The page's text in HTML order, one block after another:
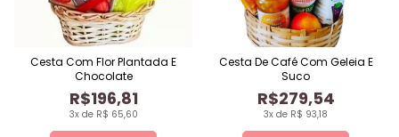
3x de R$ 65,60
R$196,81
Cesta Com Flor Plantada E
Chocolate
3x de R$ 93,18
R$279,54
Cesta De Café Com Geleia E
Suco